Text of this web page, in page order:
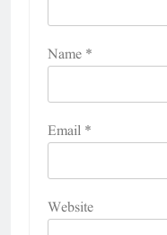
Name *
Email *
Website